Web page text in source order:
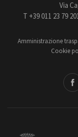
Via
T +39 011 23 79
Amministrazione
Cookie